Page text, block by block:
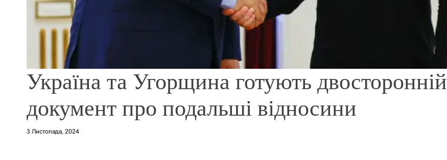
Україна та Угорщина готують двосторонній
документ про подальші відносини
3 Листопада, 2024